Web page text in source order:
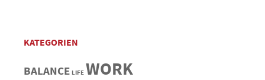
KATEGORIEN
BALANCE LIFE WORK